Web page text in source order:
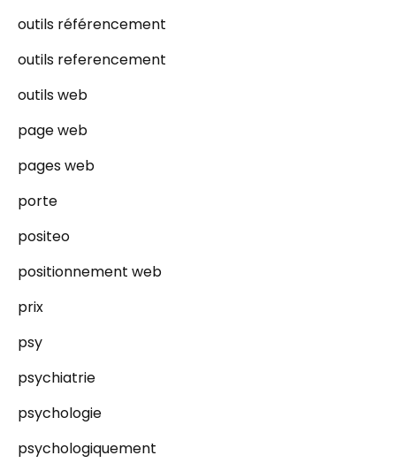
outils référencement
outils referencement
outils web
page web
pages web
porte
positeo
positionnement web
prix
psy
psychiatrie
psychologie
psychologiquement